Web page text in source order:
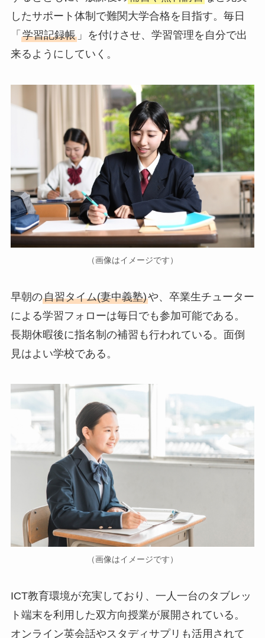
したサポート体制で難関大学合格を目指す。毎日
「 学習記録帳」を付けさせ、学習管理を自分で出
来るようにしていく。
（画像はイメージです）
早朝の自習タイム(妻中義塾)や、卒業生チューター
による学習フォローは毎日でも参加可能である。
長期休暇後に指名制の補習も行われている。面倒
見はよい学校である。
（画像はイメージです）
ICT教育環境が充実しており、一人一台のタブレッ
ト端末を利用した双方向授業が展開されている。
オンライン英会話やスタディサプリも活用されて